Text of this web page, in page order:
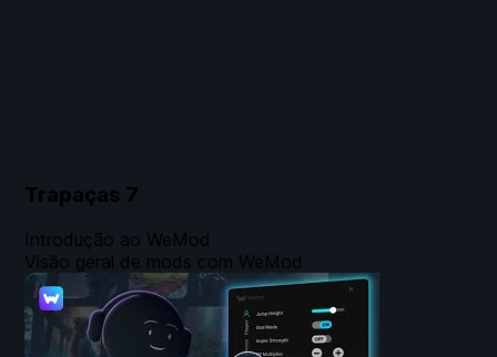
Trapaças 7
Introdução ao WeMod
Visão geral de mods com WeMod